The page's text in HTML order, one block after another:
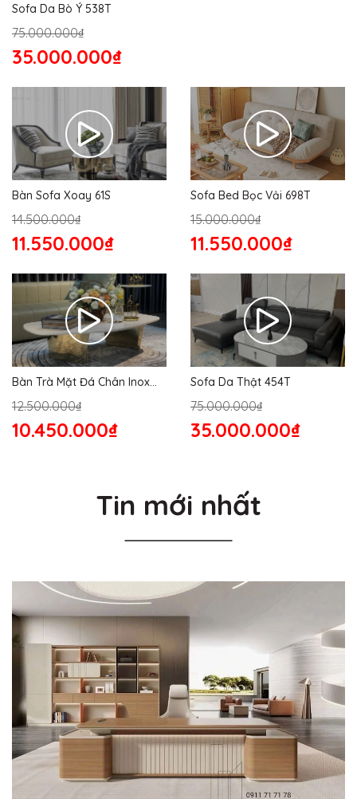
Sofa Da Bò Ý 538T
75.000.000₫
35.000.000₫
Bàn Sofa Xoay 61S
14.500.000₫
11.550.000₫
Sofa Bed Bọc Vải 698T
15.000.000₫
11.550.000₫
Bàn Trà Mặt Đá Chân Inox
12.500.000₫
10.450.000₫
Sofa Da Thật 454T
75.000.000₫
35.000.000₫
Tin mới nhất